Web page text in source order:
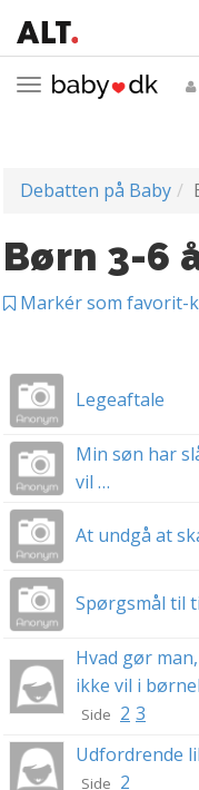
Toggle
Debatten på Baby
Børn 3-6
Markér som favorit-
Legeaftale
Min søn har
vil …
At undgå at
Spørgsmål til
Hvad gør
ikke vil i
Side 2 3
Udfordrende
Side 2